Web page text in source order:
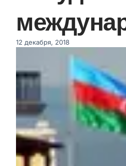
12 декабря, 2018